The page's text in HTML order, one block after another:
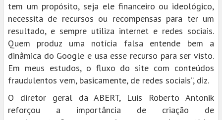
tem um propósito, seja ele financeiro ou ideológico,
necessita de recursos ou recompensas para ter um
resultado, e sempre utiliza internet e redes sociais.
Quem produz uma notícia falsa entende bem a
dinâmica do Google e usa esse recurso para ser visto.
Em meus estudos, o fluxo do site com conteúdos
fraudulentos vem, basicamente, de redes sociais”, diz.
O diretor geral da ABERT, Luis Roberto Antonik
reforçou a importância de criação de